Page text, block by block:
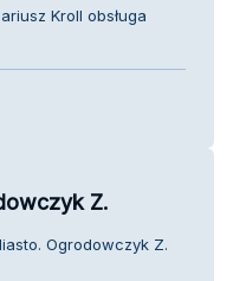
Kroll obsługa
Z.
Ogrodowczyk Z.